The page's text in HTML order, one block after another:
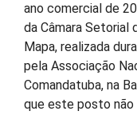
ano comercial de
da Câmara Setorial
Mapa, realizada
pela Associação
Comandatuba, na
que este posto não